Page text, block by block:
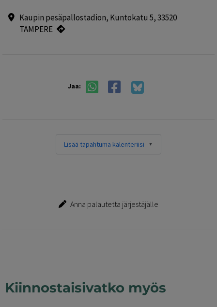
Kaupin pesäpallostadion, Kuntokatu 5, 33520
TAMPERE
Jaa:
Lisää tapahtuma kalenteriisi
Anna palautetta järjestäjälle
Kiinnostaisivatko myös